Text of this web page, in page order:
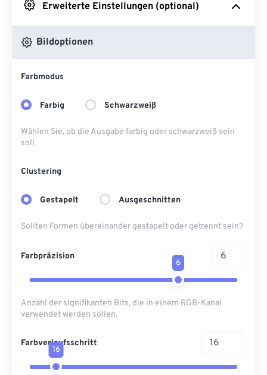
Erweiterte Einstellungen (optional)
Bildoptionen
Farbmodus
Farbig Schwarzweiß
Wählen Sie, ob die Ausgabe farbig oder schwarzweiß sein
soll
Clustering
Gestapelt Ausgeschnitten
Sollten Formen übereinander gestapelt oder getrennt sein?
Farbpräzision
6
Anzahl der signifikanten Bits, die in einem RGB-Kanal
verwendet werden sollen.
Farbverlaufsschritt
16